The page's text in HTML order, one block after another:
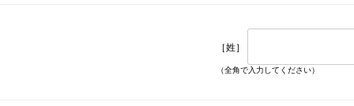
［姓］
（全角で入力してください）